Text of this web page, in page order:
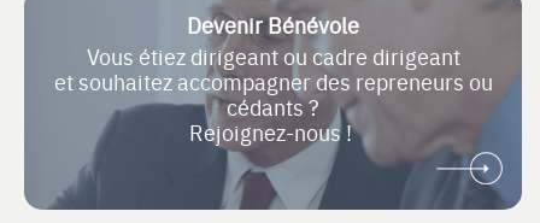
Devenir Bénévole
Vous étiez dirigeant ou cadre dirigeant
et souhaitez accompagner des repreneurs ou
cédants ?
Rejoignez-nous !